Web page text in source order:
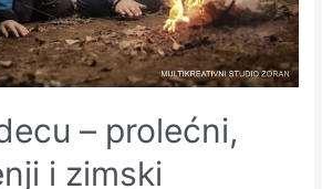
– prolećni,
i zimski